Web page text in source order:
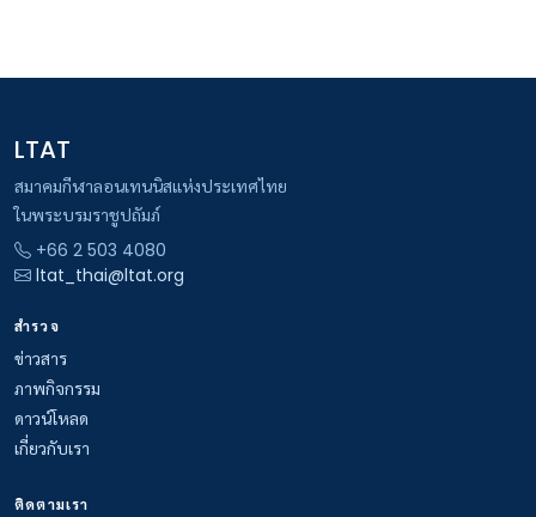
LTAT
สมาคมกีฬาลอนเทนนิสแห่งประเทศไทย
ในพระบรมราชูปถัมภ์
+66 2 503 4080
ltat_thai@ltat.org
สำรวจ
ข่าวสาร
ภาพกิจกรรม
ดาวน์โหลด
เกี่ยวกับเรา
ติดตามเรา